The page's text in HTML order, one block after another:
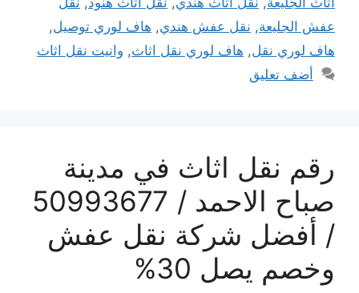
عفش الجليعة, نقل عفش هندي, هاف لوري توصيل,
هاف لوري نقل, هاف لوري نقل اثاث, وانيت نقل اثاث
أضف تعليق
رقم نقل اثاث في مدينة
صباح الاحمد / 50993677
/ أفضل شركة نقل عفش
وخصم يصل 30%